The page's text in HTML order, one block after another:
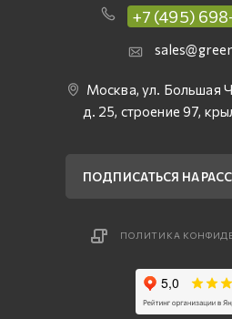
+7 (495)
Москва, ул. Большая
д. 25, строение 97,
ПОДПИСАТЬСЯ НА
ПОЛИТИКА